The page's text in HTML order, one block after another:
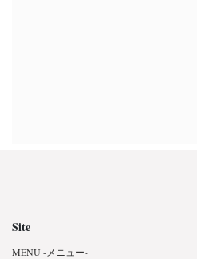
Site
MENU -メニュー-